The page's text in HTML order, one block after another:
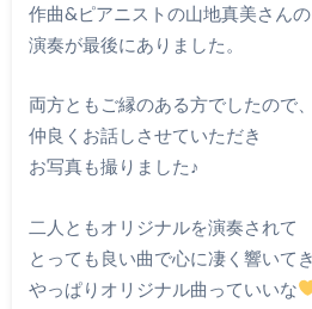
作曲&ピアニストの山地真美さんの
演奏が最後にありました。
両方ともご縁のある方でしたので、
仲良くお話しさせていただき
お写真も撮りました♪
二人ともオリジナルを演奏されて
とっても良い曲で心に凄く響いて
やっぱりオリジナル曲っていいな